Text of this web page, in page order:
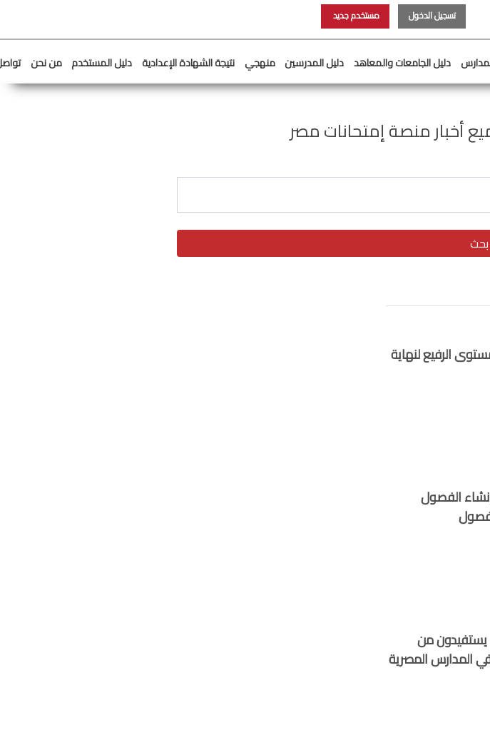
تسجيل الدخول مستخدم جديد
دليل الجامعات والمعاهد دليل المدرسين منهجي نتيجة الشهادة الإعدادية دليل المستخدم من نحن
أخبار منصة إمتحانات مصر
بحث
الرفيع لنهاية
الفصول
159,825 طالبًا يستفيدون من
المدارس المصرية